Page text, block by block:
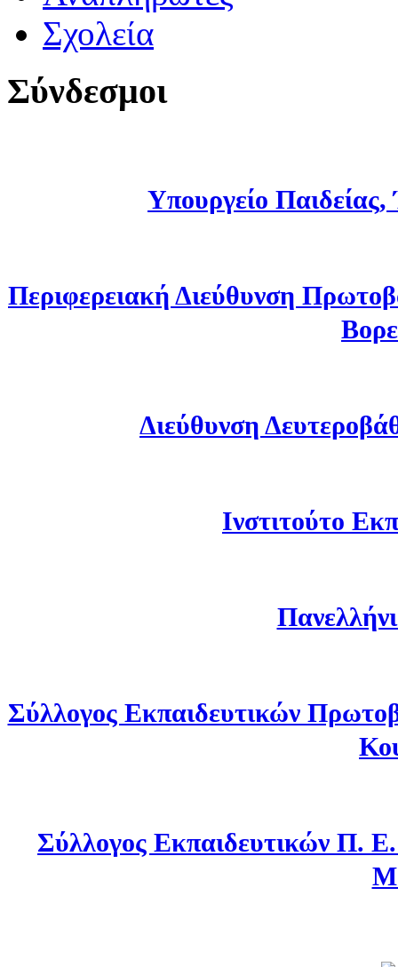
Σχολεία
Σύνδεσμοι
Υπουργείο
Περιφερειακή Διεύθυνση
Διεύθυνση
Ινστιτούτο
Σύλλογος Εκπαιδευτικών
Σύλλογος Εκπαιδευτικών Π.